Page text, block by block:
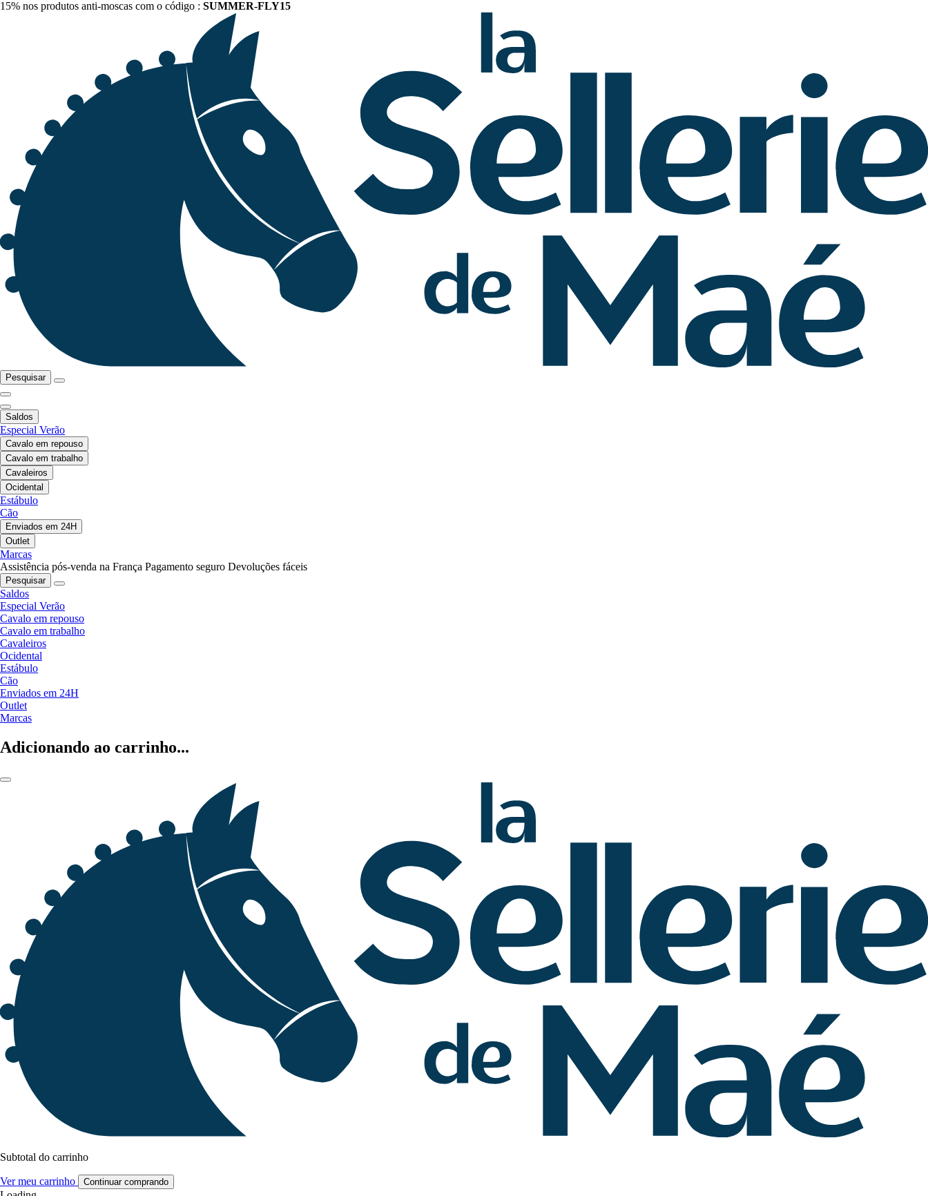
15% nos produtos anti-moscas com o código : SUMMER-FLY15
Pesquisar
Saldos
Especial Verão
Cavalo em repouso
Cavalo em trabalho
Cavaleiros
Ocidental
Estábulo
Cão
Enviados em 24H
Outlet
Marcas
Assistência pós-venda na França Pagamento seguro Devoluções fáceis
Pesquisar
Saldos
Especial Verão
Cavalo em repouso
Cavalo em trabalho
Cavaleiros
Ocidental
Estábulo
Cão
Enviados em 24H
Outlet
Marcas
Adicionando ao carrinho...
Subtotal do carrinho
Ver meu carrinho Continuar comprando